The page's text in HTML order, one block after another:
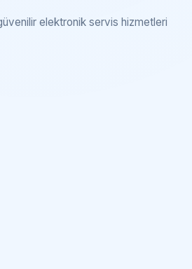
elektronik servis hizmetleri